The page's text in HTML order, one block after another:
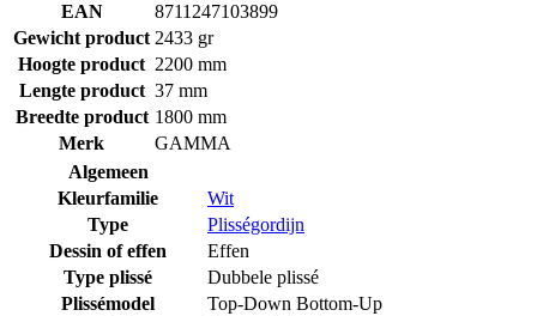
EAN
8711247103899
Gewicht product 2433 gr
Hoogte product 2200 mm
Lengte product 37 mm
Breedte product 1800 mm
Merk
GAMMA
Algemeen
Kleurfamilie
Wit
Type
Plisségordijn
Dessin of effen
Effen
Type plissé
Dubbele plissé
Plissémodel
Top-Down Bottom-Up